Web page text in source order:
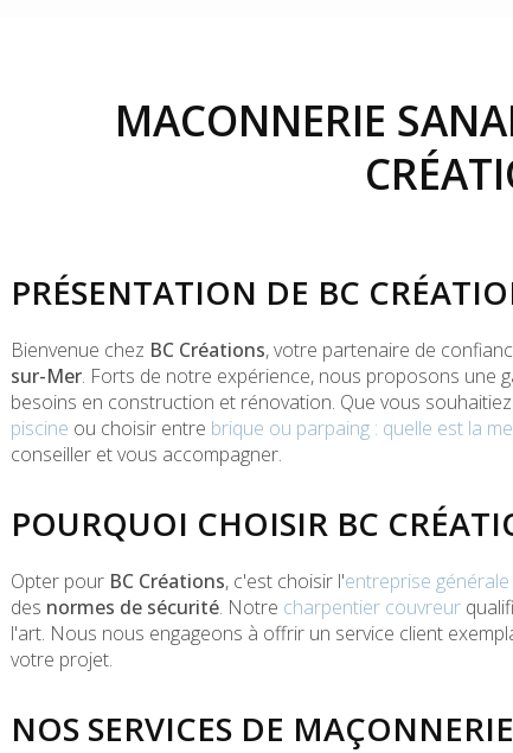
MACONNERIE
PRÉSENTATION DE BC
Bienvenue chez BC Créations, votre partenaire de
sur-Mer. Forts de notre expérience, nous proposons une
besoins en construction et rénovation. Que vous souhaitiez
piscine ou choisir entre brique ou parpaing : quelle est la
conseiller et vous accompagner.
POURQUOI CHOISIR BC
Opter pour BC Créations, c'est choisir l'entreprise
des normes de sécurité. Notre charpentier couvreur
l'art. Nous nous engageons à offrir un service client
votre projet.
NOS SERVICES DE